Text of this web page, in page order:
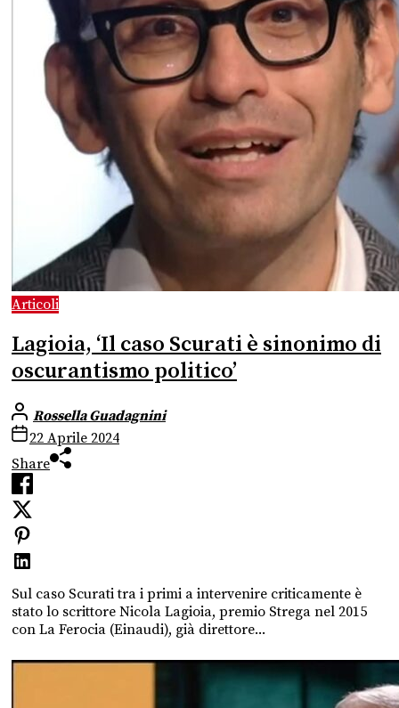
Articoli
Lagioia, ‘Il caso Scurati è sinonimo di
oscurantismo politico’
Rossella Guadagnini
22 Aprile 2024
Share
Sul caso Scurati tra i primi a intervenire criticamente è
stato lo scrittore Nicola Lagioia, premio Strega nel 2015
con La Ferocia (Einaudi), già direttore...